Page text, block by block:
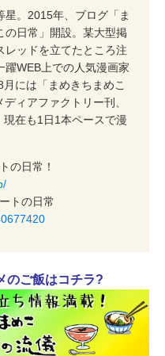
星。2015年、ブログ「ま
の日常」開設。某大型掲
レッドを立てたところ注
躍WEB上での人気漫画家
には「まめきちまめこ
ィアファクトリー刊、
在も1日1本ペースで漫
の日常！
トの日常
のご飯はコチラ?